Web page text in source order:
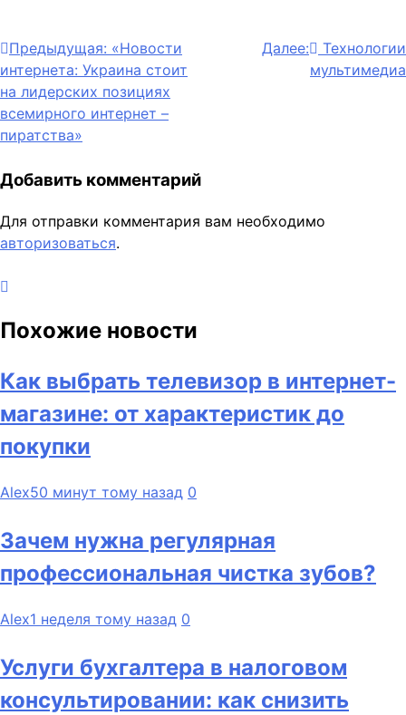
Навигация
по
записям
Предыдущая: «Новости
интернета: Украина стоит
на лидерских позициях
всемирного интернет –
пиратства»
Далее:
Технологии
мультимедиа
Добавить комментарий
Для отправки комментария вам необходимо
авторизоваться.
Похожие новости
Как выбрать телевизор в интернет-
магазине: от характеристик до
покупки
Alex50 минут тому назад 0
Зачем нужна регулярная
профессиональная чистка зубов?
Alex1 неделя тому назад 0
Услуги бухгалтера в налоговом
консультировании: как снизить